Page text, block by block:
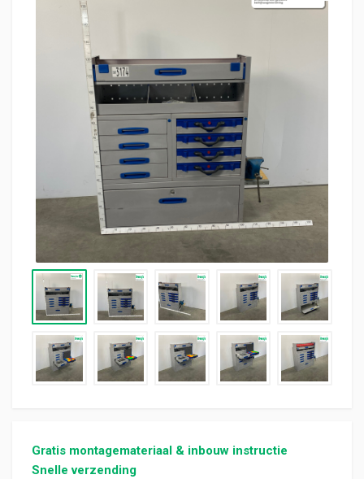
Gratis montagemateriaal & inbouw instructie
Snelle verzending